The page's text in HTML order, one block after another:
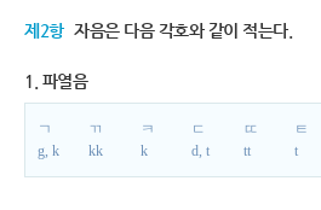
제2항 자음은 다음 각호와 같이 적는다.
1. 파열음
ㄱ
g, k
ㄲ
kk
ㅋ
k
ㄷ
d, t
ㄸ
tt
ㅌ
t